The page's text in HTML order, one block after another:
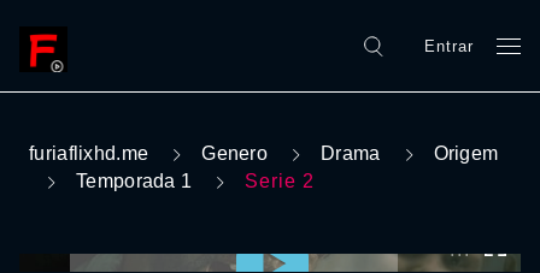
Entrar
furiaflixhd.me Genero Drama
Origem
Temporada 1
Serie 2